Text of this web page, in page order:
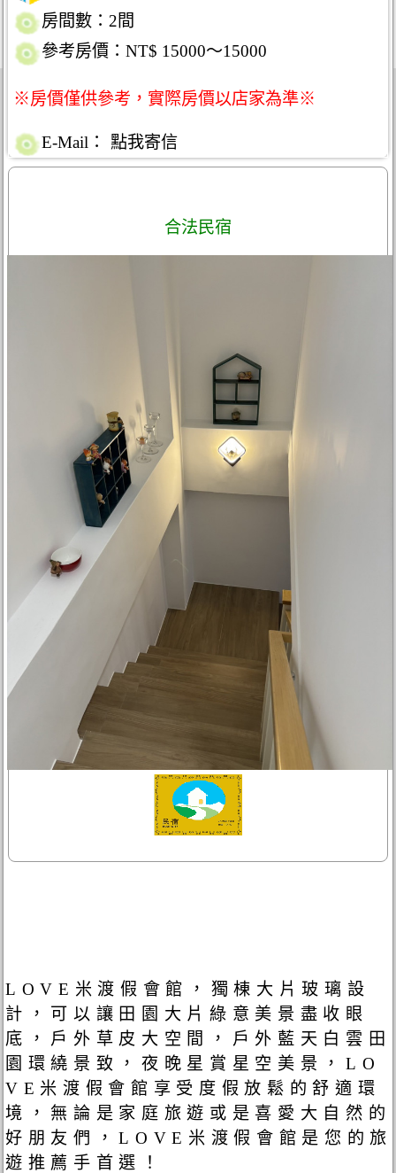
房間數：2間
參考房價：NT$ 15000～15000
※房價僅供參考，實際房價以店家為準※
E-Mail： 點我寄信
合法民宿
LOVE米渡假會館，獨棟大片玻璃設
計，可以讓田園大片綠意美景盡收眼
底，戶外草皮大空間，戶外藍天白雲田
園環繞景致，夜晚星賞星空美景，LO
VE米渡假會館享受度假放鬆的舒適環
境，無論是家庭旅遊或是喜愛大自然的
好朋友們，LOVE米渡假會館是您的旅
遊推薦手首選！